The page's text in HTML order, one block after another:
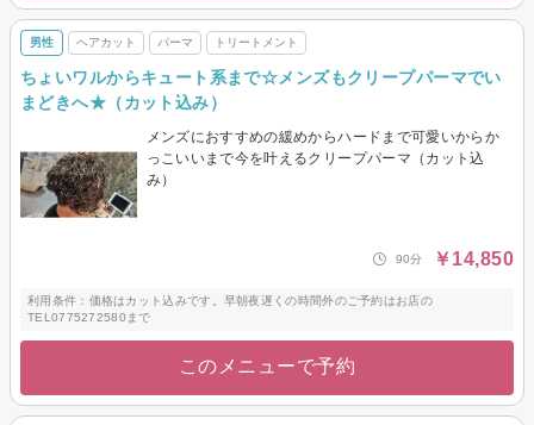
男性 ヘアカット パーマ トリートメント
ちょいワルからキュート系まで☆メンズもクリープパーマでい
まどきへ★（カット込み）
メンズにおすすめの緩めからハードまで可愛いからか
っこいいまで今を叶えるクリープパーマ（カット込
み）
90分 ￥14,850
利用条件：価格はカット込みです。早朝夜遅くの時間外のご予約はお店の
TEL0775272580まで
このメニューで予約